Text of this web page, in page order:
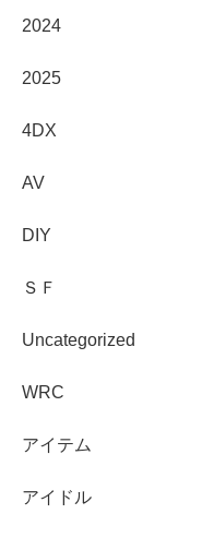
2024
2025
4DX
AV
DIY
ＳＦ
Uncategorized
WRC
アイテム
アイドル